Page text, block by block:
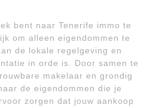
bent naar Tenerife immo te
om alleen eigendommen te
de lokale regelgeving en
in orde is. Door samen te
makelaar en grondig
de eigendommen die je
zorgen dat jouw aankoop